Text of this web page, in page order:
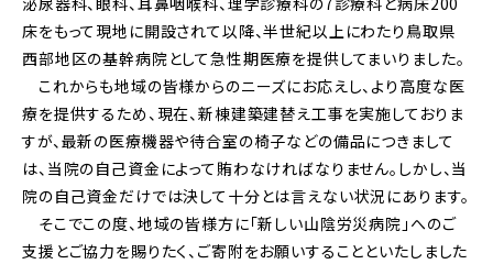
床をもって現地に開設されて以降、半世紀以上にわたり鳥取県
西部地区の基幹病院として急性期医療を提供してまいりました。
これからも地域の皆様からのニーズにお応えし、より高度な医
療を提供するため、現在、新棟建築建替え工事を実施しておりま
すが、最新の医療機器や待合室の椅子などの備品につきまして
は、当院の自己資金によって賄わなければなりません。しかし、当
院の自己資金だけでは決して十分とは言えない状況にあります。
そこでこの度、地域の皆様方に「新しい山陰労災病院」へのご
支援とご協力を賜りたく、ご寄附をお願いすることといたしました